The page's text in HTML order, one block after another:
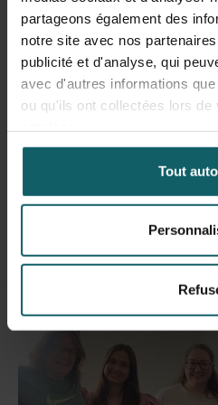
partageons également des
notre site avec nos
publicité et d'analyse, qui
avec d'autres informations
ou qu'ils ont collectées lors de
Tout
diagnostic mieux adapté
Faites passer le mot ! Partagez
sur
Nouvelles